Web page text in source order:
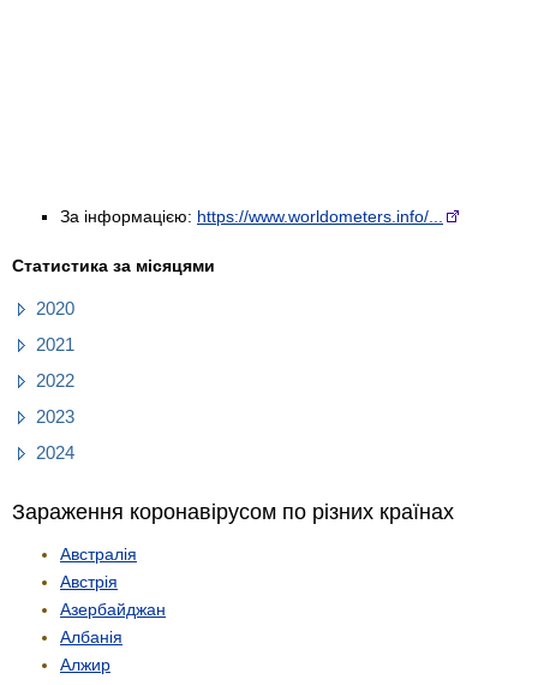
За інформацією: https://www.worldometers.info/...
Статистика за місяцями
2020
2021
2022
2023
2024
Зараження коронавірусом по різних країнах
Австралія
Австрія
Азербайджан
Албанія
Алжир